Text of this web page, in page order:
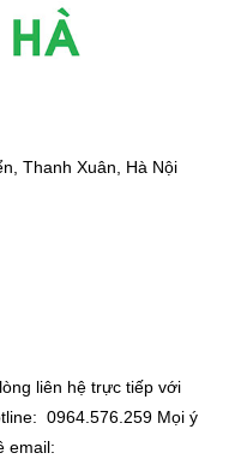
Thanh Xuân, Hà Nội
liên hệ trực tiếp với
0964.576.259 Mọi ý
email: